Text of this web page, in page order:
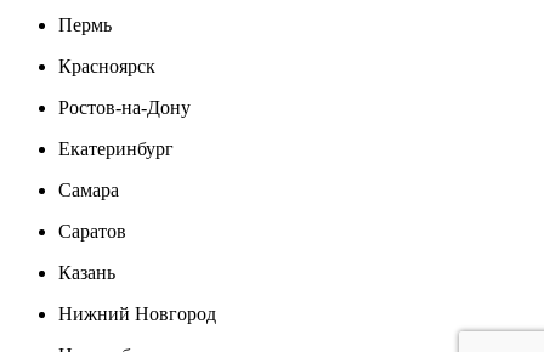
Пермь
Красноярск
Ростов-на-Дону
Екатеринбург
Самара
Саратов
Казань
Нижний Новгород